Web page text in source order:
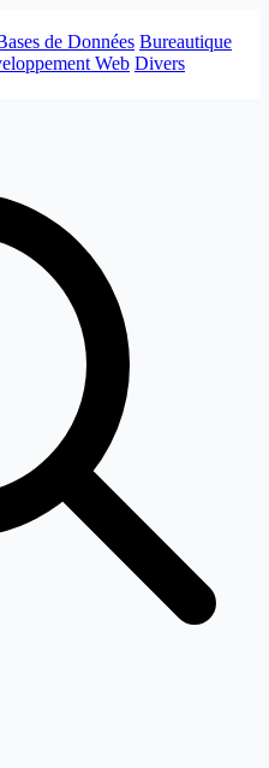
de Données Bureautique
Web Divers